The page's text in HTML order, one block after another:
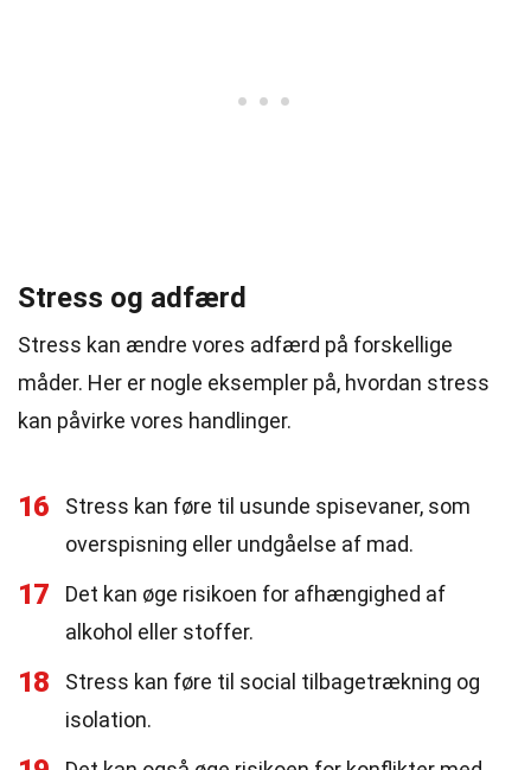
Stress og adfærd
Stress kan ændre vores adfærd på forskellige
måder. Her er nogle eksempler på, hvordan stress
kan påvirke vores handlinger.
16
Stress kan føre til usunde spisevaner, som
overspisning eller undgåelse af mad.
17
Det kan øge risikoen for afhængighed af
alkohol eller stoffer.
18
Stress kan føre til social tilbagetrækning og
isolation.